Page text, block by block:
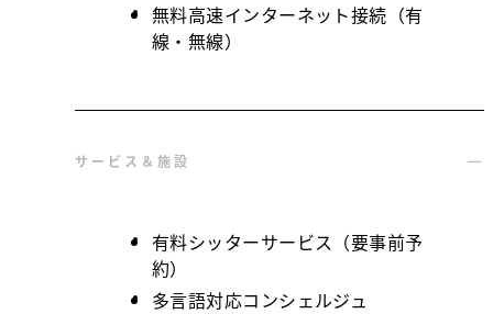
無料高速インターネット接続（有
線・無線）
サービス＆施設
有料シッターサービス（要事前予
約）
多言語対応コンシェルジュ